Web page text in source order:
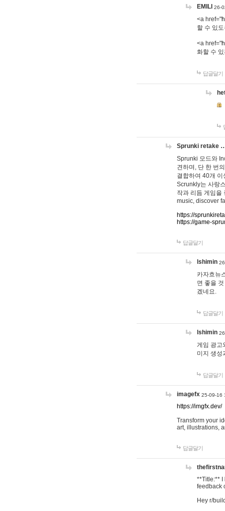
EMILI 26-
<a href="
할 수 있
<a href="
화할 수
답글달기
Sprunki retake
Sprunki 모드와
견하며, 단 한 번
결합하여 40개
Scrunkly는 사랑
작과 리듬 게임을
music, discover
https://
https://game-
답글달기
lshimin
카자흐뉴
면 좋을
겠네요.
답글달기
lshimin
게임 광고
미지 생성
답글달기
imagefx 25-09-16
https://imgfx.dev/
Transform your
art, illustrations,
답글달기
**Title:** I
feedback
Hey r/